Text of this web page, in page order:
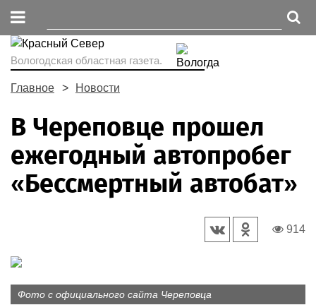
Вологодская областная газета.
Главное Новости
В Череповце прошел
ежегодный автопробег
«Бессмертный автобат»
914
Фото с официального сайта Череповца